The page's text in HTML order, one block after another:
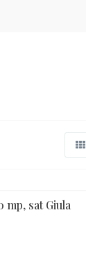
mp, sat Giula